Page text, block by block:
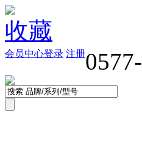
收藏
登录 注册
会员中心